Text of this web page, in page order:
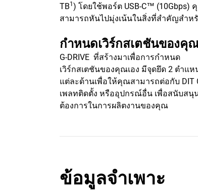
TB1 ) โดยใช้พอร์ต USB-C™ (10Gbps)
สามารถหันไปมุ่งเน้นในสิ่งที่สำคัญสำ
กำหนดเวิร์กสเตชันของคุณ
G-DRIVE ที่สร้างมาเพื่อการกำหนด
เวิร์กสเตชันของคุณเอง มีจุดยึด 2 ตำแห
แต่ละด้านเพื่อให้คุณสามารถต่อกับ DIT
เพลทติดตั้ง หรืออุปกรณ์อื่น เพื่อสนับสนุ
ต้องการในการผลิตงานของคุณ
ข้อมูลจำเพาะ